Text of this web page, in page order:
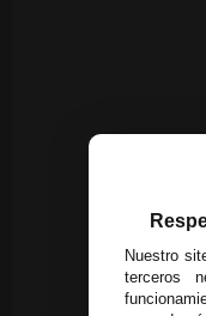
Nuestro
terceros